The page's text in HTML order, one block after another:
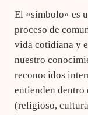
El «símbolo» es
proceso de
vida cotidiana y
nuestro
reconocidos
entienden dentro
(religioso,